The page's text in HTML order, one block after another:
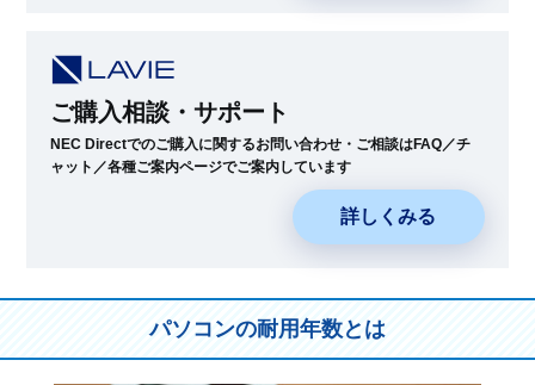
ご購入相談・サポート
NEC Directでのご購入に関するお問い合わせ・ご相談はFAQ／チ
ャット／各種ご案内ページでご案内しています
詳しくみる
パソコンの耐用年数とは